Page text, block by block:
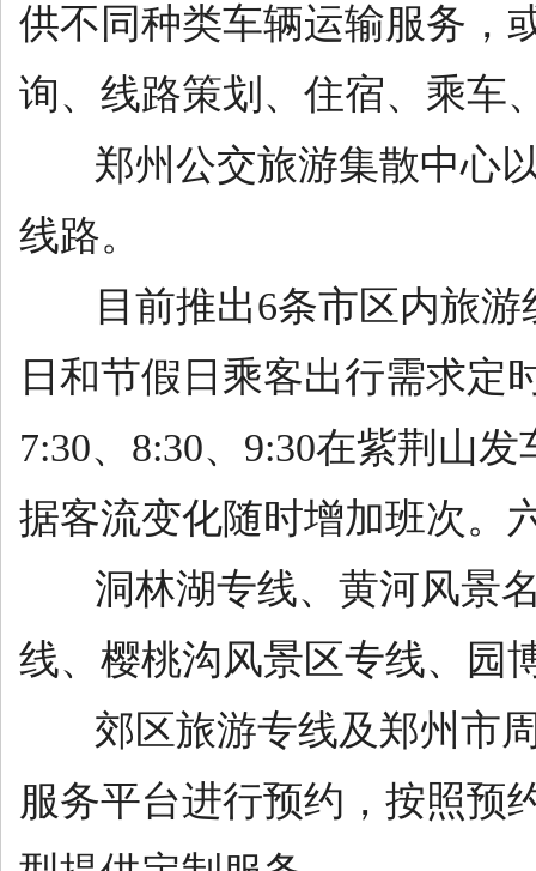
供不同种类车辆运输服务，
询、线路策划、住宿、乘车
郑州公交旅游集散中心以
线路。
目前推出6条市区内旅游
日和节假日乘客出行需求定
7:30、8:30、9:30在紫荆山
据客流变化随时增加班次。
洞林湖专线、黄河风景名
线、樱桃沟风景区专线、园
郊区旅游专线及郑州市周
服务平台进行预约，按照预